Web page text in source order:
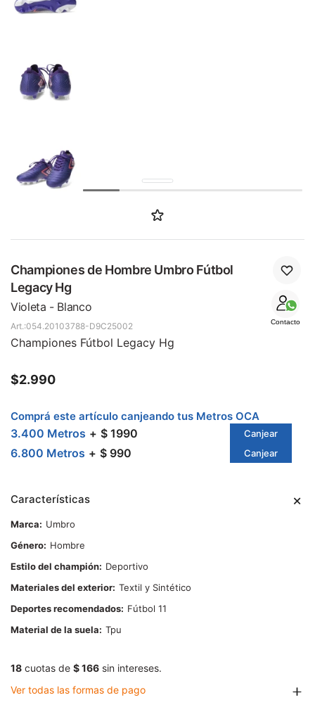
Championes de Hombre Umbro Fútbol
Legacy Hg
Violeta - Blanco
Contacto
054.20103788-D9C25002
Championes Fútbol Legacy Hg
$2.990
Comprá este artículo canjeando tus Metros OCA
3.400 Metros $ 1990 Canjear
6.800 Metros $ 990 Canjear
Características
Marca
Umbro
Género
Hombre
Estilo del champión
Deportivo
Materiales del exterior Textil y Sintético
Deportes recomendados
Fútbol 11
Material de la suela
Tpu
18 cuotas de $ 166 sin intereses.
Ver todas las formas de pago